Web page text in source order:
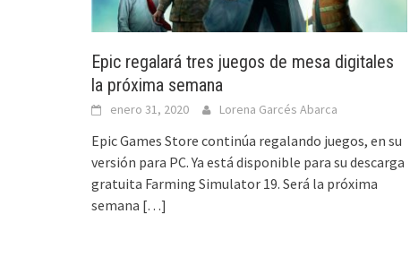
Epic regalará tres juegos de mesa digitales
la próxima semana
enero 31, 2020 Lorena Garcés Abarca
Epic Games Store continúa regalando juegos, en su
versión para PC. Ya está disponible para su descarga
gratuita Farming Simulator 19. Será la próxima
semana […]